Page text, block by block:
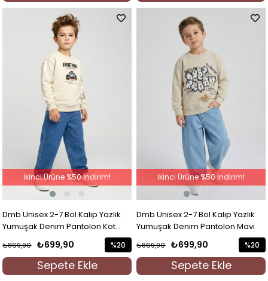
Dmb Unisex 2-7 Bol Kalıp Yazlık
Yumuşak Denim Pantolon Kot
₺699,90
₺869,90
Sepete Ekle
%20
İndirim
%20İndirim
İkinci Ürüne %50 İndirim!
Dmb Unisex 2-7 Bol Kalıp Yazlık
Yumuşak Denim Pantolon Mavi
₺699,90
₺869,90
Sepete Ekle
%20
İndirim
İkinci Ürüne %50 İndirim!